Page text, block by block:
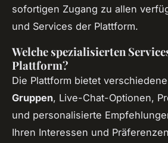
sofortigen Zugang zu allen
und Services der Plattform.
Welche spezialisierten
Plattform?
Die Plattform bietet verschiedene
Gruppen, Live-Chat-Optionen,
und personalisierte
Ihren Interessen und